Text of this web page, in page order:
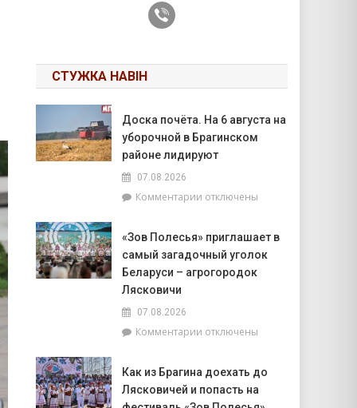
viber
СТУЖКА НАВІН
Доска почёта. На 6 августа на
уборочной в Брагинском
районе лидируют
07.08.2026
Комментариик
почёта.
На
6
в
лидируют
отключены
«Зов Полесья» приглашает в
самый загадочный уголок
Беларуси – агрогородок
Лясковичи
07.08.2026
Комментариик
Полесья»
приглашает
отключены
Как из Брагина доехать до
Лясковичей и попасть на